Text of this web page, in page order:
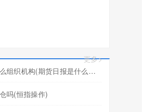
更多>
期货日报是什么组织机构(期货日报是什么组织机构的)
吗(恒指操作)